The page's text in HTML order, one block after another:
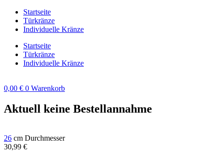
Zum
Inhalt
springen
Startseite
Türkränze
Individuelle Kränze
Startseite
Türkränze
Individuelle Kränze
0,00 € 0 Warenkorb
Aktuell keine Bestellannahme
26 cm Durchmesser
30,99 €